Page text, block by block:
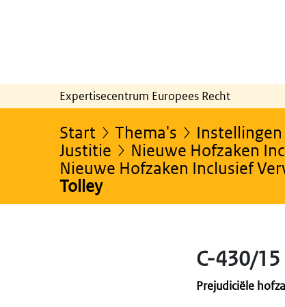
Expertisecentrum Europees Recht
Start Thema's
Justitie
Nieuwe Hofzaken
Nieuwe Hofzaken Inclusief
Tolley
C-430/15
Prejudiciële